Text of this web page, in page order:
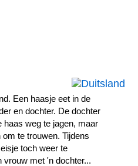
Een haasje eet in de
en dochter. De dochter
haas weg te jagen, maar
te trouwen. Tijdens
toch weer te
vrouw met 'n dochter...